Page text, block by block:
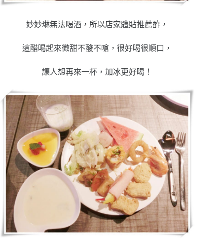
妙妙琳無法喝酒，所以店家體貼推薦酢，
這醋喝起來微甜不酸不嗆，很好喝很順口，
讓人想再來一杯，加冰更好喝！